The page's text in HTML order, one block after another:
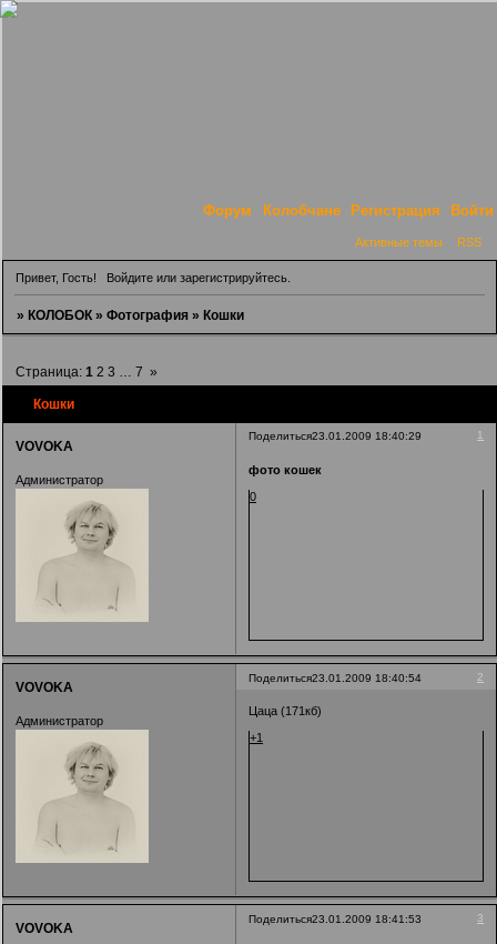
Форум Колобчане Регистрация Войти
Активные темы RSS
Привет, Гость! Войдитеили зарегистрируйтесь.
»КОЛОБОК »Фотография »Кошки
Кошки
Страница:1 2 3 … 7 »
Поделиться 1
23.01.2009 18:40:29
VOVOKA
Администратор
фото кошек
0
Поделиться 2
23.01.2009 18:40:54
VOVOKA
Администратор
Цаца (171кб)
+1
Поделиться 3
23.01.2009 18:41:53
VOVOKA